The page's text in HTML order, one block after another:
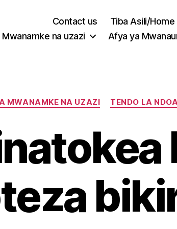
Contact us Tiba Asili/
Mwanamke na uzazi
Afya ya
Categories
MWANAMKE NA UZAZI TENDO LA